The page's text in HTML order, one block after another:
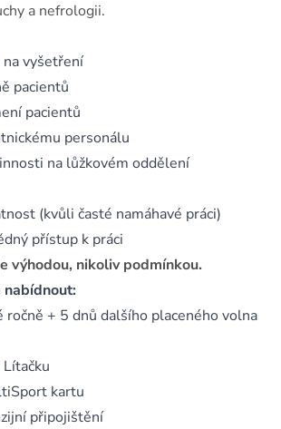
a nefrologii.
na vyšetření
pacientů
pacientů
personálu
na lůžkovém oddělení
(kvůli časté namáhavé práci)
přístup k práci
výhodou, nikoliv podmínkou.
nabídnout:
ročně + 5 dnů dalšího placeného volna
kartu
připojištění